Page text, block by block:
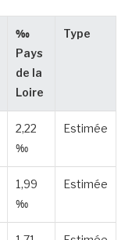
‰
Pays
de la
Loire
Type
2,22
‰
Estimée
1,99
‰
Estimée